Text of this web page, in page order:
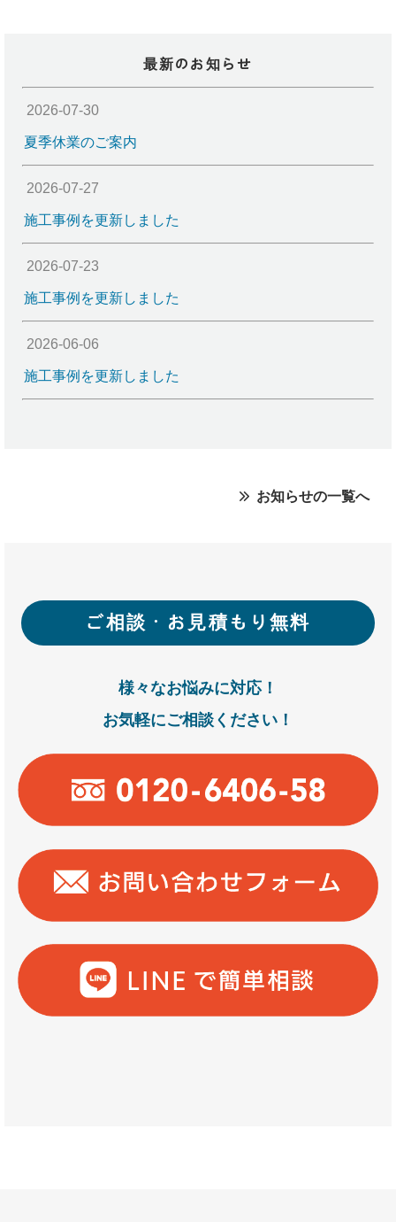
最新のお知らせ
2026-07-30
夏季休業のご案内
2026-07-27
施工事例を更新しました
2026-07-23
施工事例を更新しました
2026-06-06
施工事例を更新しました
お知らせの一覧へ
ご相談・お見積もり無料
様々なお悩みに対応！
お気軽にご相談ください！